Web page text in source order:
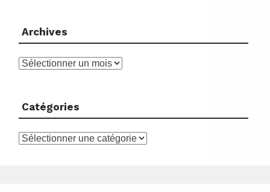
Archives
Archives
Catégories
Catégories